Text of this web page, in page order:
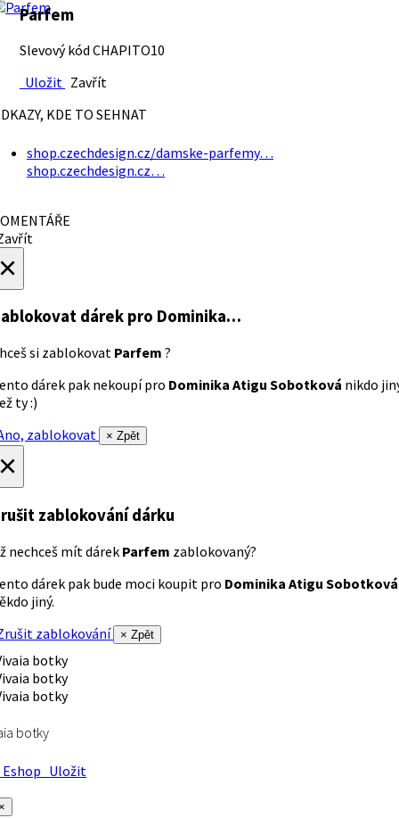
Parfem
Slevový kód CHAPITO10
Uložit Zavřít
KDE TO SEHNAT
shop.czechdesign.cz/damske-parfemy…
shop.czechdesign.cz…
dárek pro Dominika…
si zablokovat Parfem ?
dárek pak nekoupí pro Dominika Atigu Sobotková nikdo
ty :)
zablokovat
× Zpět
zablokování dárku
nechceš mít dárek Parfem zablokovaný?
dárek pak bude moci koupit pro Dominika Atigu Sobotková
jiný.
zablokování
× Zpět
botky
Uložit